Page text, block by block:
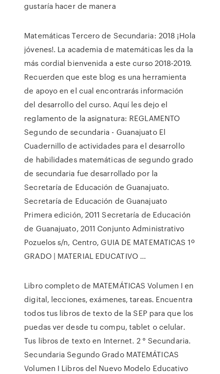
gustaría hacer de manera
Matemáticas Tercero de Secundaria: 2018 ¡Hola
jóvenes!. La academia de matemáticas les da la
más cordial bienvenida a este curso 2018-2019.
Recuerden que este blog es una herramienta
de apoyo en el cual encontrarás información
del desarrollo del curso. Aquí les dejo el
reglamento de la asignatura: REGLAMENTO
Segundo de secundaria - Guanajuato El
Cuadernillo de actividades para el desarrollo
de habilidades matemáticas de segundo grado
de secundaria fue desarrollado por la
Secretaría de Educación de Guanajuato.
Secretaría de Educación de Guanajuato
Primera edición, 2011 Secretaría de Educación
de Guanajuato, 2011 Conjunto Administrativo
Pozuelos s/n, Centro, GUIA DE MATEMATICAS 1º
GRADO | MATERIAL EDUCATIVO …
Libro completo de MATEMÁTICAS Volumen I en
digital, lecciones, exámenes, tareas. Encuentra
todos tus libros de texto de la SEP para que los
puedas ver desde tu compu, tablet o celular.
Tus libros de texto en Internet. 2 ° Secundaria.
Secundaria Segundo Grado MATEMÁTICAS
Volumen I Libros del Nuevo Modelo Educativo